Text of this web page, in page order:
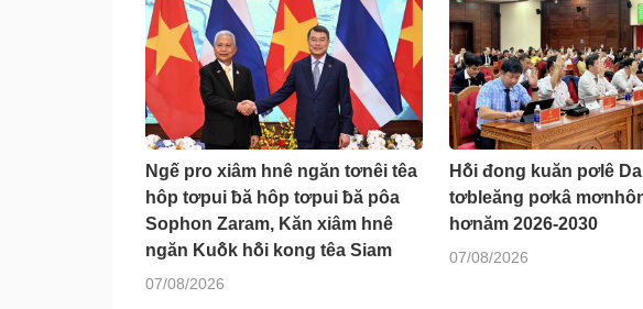
Ngế pro xiâm hnê ngăn tơnêi têa
hôp tơpui ƀă hôp tơpui ƀă pôa
Sophon Zaram, Kăn xiâm hnê
ngăn Kuô̆k hô̆i kong têa Siam
07/08/2026
Hô̆i đong kuăn pơlê
tơbleăng pơkâ
hơnăm 2026-2030
07/08/2026